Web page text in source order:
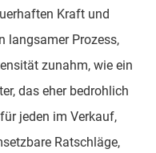
Kraft und
langsamer Prozess,
zunahm, wie ein
das eher bedrohlich
jeden im Verkauf,
Ratschläge,